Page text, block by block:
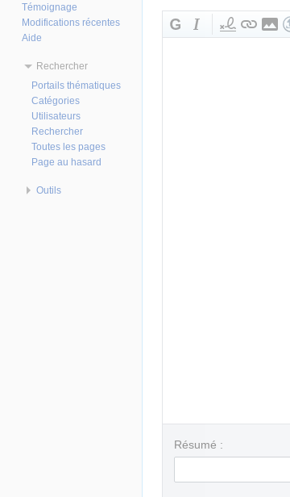
Résumé :
Témoignage
Modifications récentes
Aide
Rechercher
Portails thématiques
Catégories
Utilisateurs
Rechercher
Toutes les pages
Page au hasard
Outils